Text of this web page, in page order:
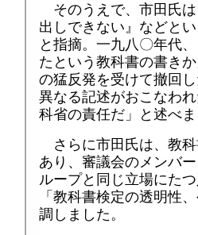
そのうえで、市田氏
出しできない』などと
と指摘。一九八〇年代
たという教科書の書き
の猛反発を受けて撤回
異なる記述がおこなわ
科省の責任だ」と述べ
さらに市田氏は、教
あり、審議会のメンバ
ループと同じ立場にた
「教科書検定の透明性
調しました。